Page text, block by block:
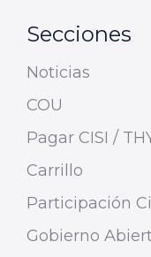
Secciones
Noticias
COU
Pagar CISI /
Carrillo
Participación
Gobierno